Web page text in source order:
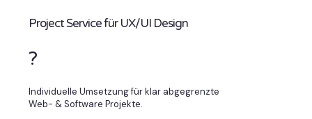
Project Service für UX/UI Design
?
Individuelle Umsetzung für klar abgegrenzte
Web- & Software Projekte.